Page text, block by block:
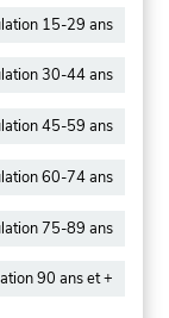
15-29 ans
30-44 ans
45-59 ans
60-74 ans
75-89 ans
90 ans et +